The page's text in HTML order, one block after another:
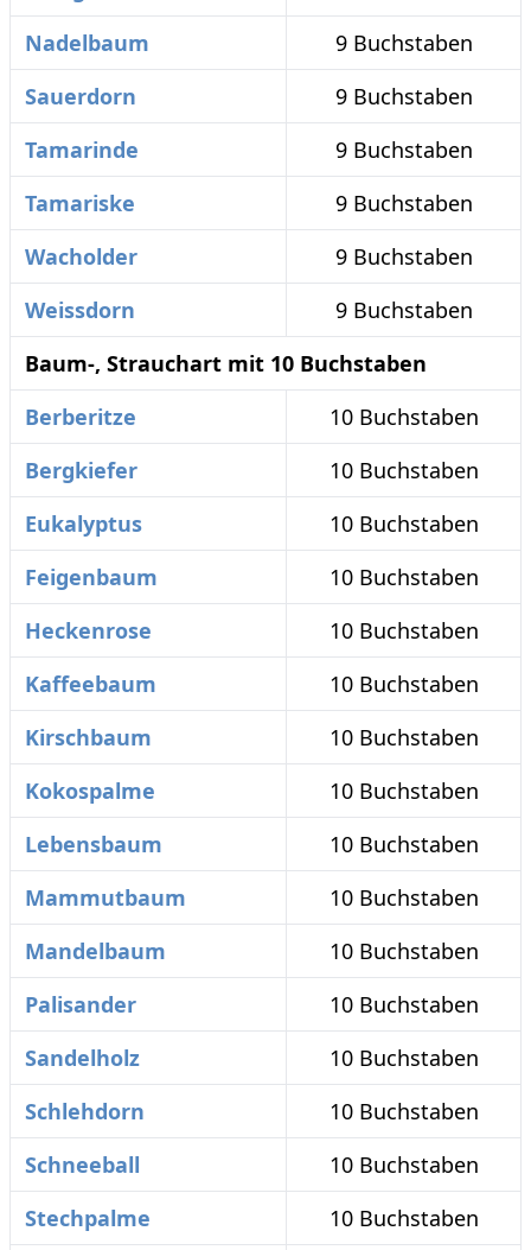
Nadelbaum
9 Buchstaben
Sauerdorn
9 Buchstaben
Tamarinde
9 Buchstaben
Tamariske
9 Buchstaben
Wacholder
9 Buchstaben
Weissdorn
9 Buchstaben
Baum-, Strauchart mit 10 Buchstaben
Berberitze
10 Buchstaben
Bergkiefer
10 Buchstaben
Eukalyptus
10 Buchstaben
Feigenbaum
10 Buchstaben
Heckenrose
10 Buchstaben
Kaffeebaum
10 Buchstaben
Kirschbaum
10 Buchstaben
Kokospalme
10 Buchstaben
Lebensbaum
10 Buchstaben
Mammutbaum
10 Buchstaben
Mandelbaum
10 Buchstaben
Palisander
10 Buchstaben
Sandelholz
10 Buchstaben
Schlehdorn
10 Buchstaben
Schneeball
10 Buchstaben
Stechpalme
10 Buchstaben